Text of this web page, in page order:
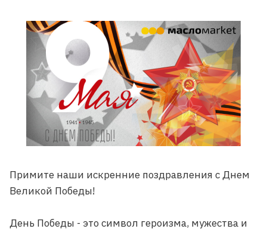
Примите наши искренние поздравления с Днем
Великой Победы!
День Победы - это символ героизма, мужества и